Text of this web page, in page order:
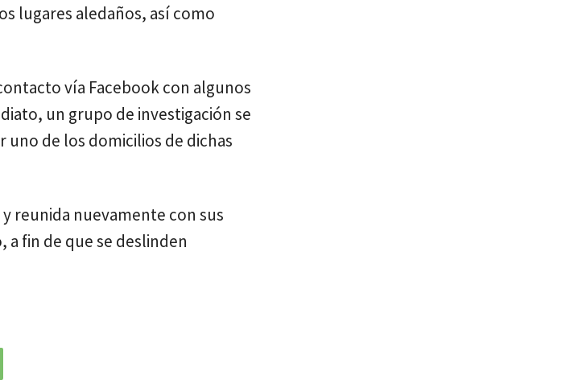
lugares aledaños, así como
vía Facebook con algunos
un grupo de investigación se
de los domicilios de dichas
reunida nuevamente con sus
fin de que se deslinden